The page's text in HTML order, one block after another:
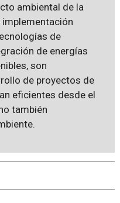
ambiental de la
de
de energías
son
de proyectos de
eficientes desde el
también